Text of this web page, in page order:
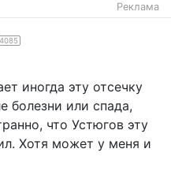
Реклама
4085
иногда эту отсечку
болезни или спада,
что Устюгов эту
Хотя может у меня и